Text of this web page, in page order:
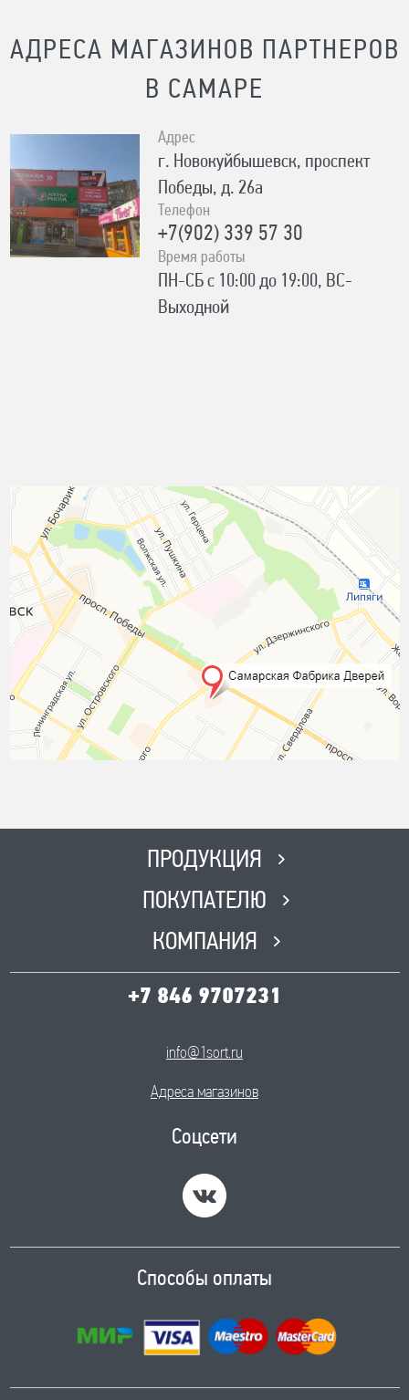
АДРЕСА МАГАЗИНОВ ПАРТНЕРОВ
В САМАРЕ
Адрес
г. Новокуйбышевск, проспект
Победы, д. 26а
Телефон
+7(902) 339 57 30
Время работы
ПН-СБ с 10:00 до 19:00, ВС-
Выходной
ПРОДУКЦИЯ
ПОКУПАТЕЛЮ
КОМПАНИЯ
+7 846 9707231
info@1sort.ru
Адреса магазинов
Соцсети
Способы оплаты